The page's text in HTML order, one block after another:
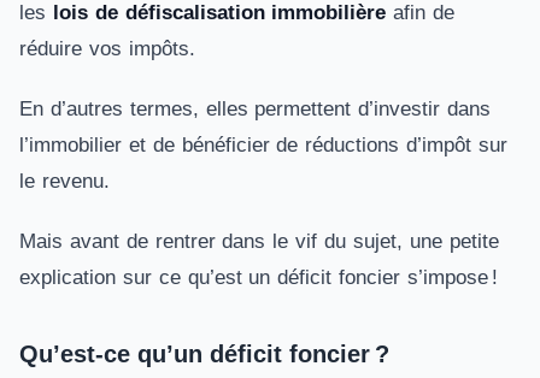
les lois de défiscalisation immobilière afin de
réduire vos impôts.
En d’autres termes, elles permettent d’investir dans
l’immobilier et de bénéficier de réductions d’impôt sur
le revenu.
Mais avant de rentrer dans le vif du sujet, une petite
explication sur ce qu’est un déficit foncier s’impose !
Qu’est-ce qu’un déficit foncier ?